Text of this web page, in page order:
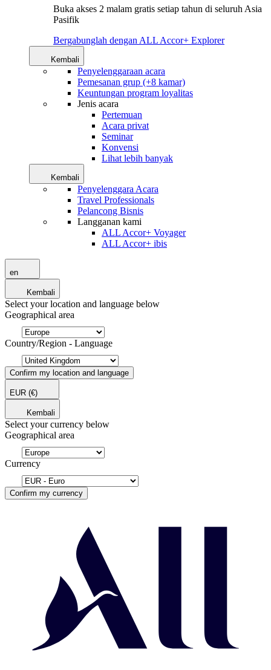
Buka akses 2 malam gratis setiap tahun di seluruh Asia
Pasifik
Bergabunglah dengan ALL Accor+ Explorer
Kembali
Penyelenggaraan acara
Pemesanan grup (+8 kamar)
Keuntungan program loyalitas
Jenis acara
Pertemuan
Acara privat
Seminar
Konvensi
Lihat lebih banyak
Kembali
Penyelenggara Acara
Travel Professionals
Pelancong Bisnis
Langganan kami
ALL Accor+ Voyager
ALL Accor+ ibis
en
Kembali
Select your location and language below
Geographical area
Country/Region - Language
Confirm my location and language
EUR (€)
Kembali
Select your currency below
Geographical area
Currency
Confirm my currency